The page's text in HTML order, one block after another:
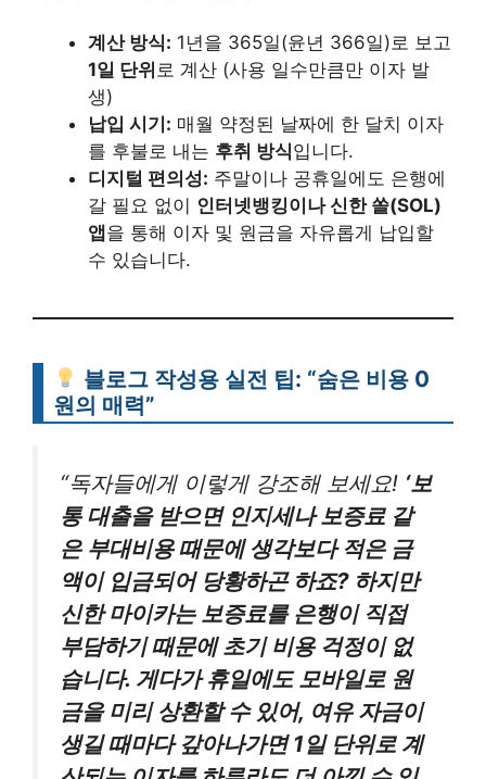
계산 방식: 1년을 365일(윤년 366일)로 보고
1일 단위 로 계산 (사용 일수만큼만 이자 발
생)
납입 시기: 매월 약정된 날짜에 한 달치 이자
를 후불로 내는 후취 방식입니다.
디지털 편의성: 주말이나 공휴일에도 은행에
갈 필요 없이 인터넷뱅킹이나 신한 쏠(SOL)
앱 을 통해 이자 및 원금을 자유롭게 납입할
수 있습니다.
블로그 작성용 실전 팁: “숨은 비용 0
원의 매력”
“독자들에게 이렇게 강조해 보세요! ‘보
통 대출을 받으면 인지세나 보증료 같
은 부대비용 때문에 생각보다 적은 금
액이 입금되어 당황하곤 하죠? 하지만
신한 마이카는 보증료를 은행이 직접
부담하기 때문에 초기 비용 걱정이 없
습니다. 게다가 휴일에도 모바일로 원
금을 미리 상환할 수 있어, 여유 자금이
생길 때마다 갚아나가면 1일 단위로 계